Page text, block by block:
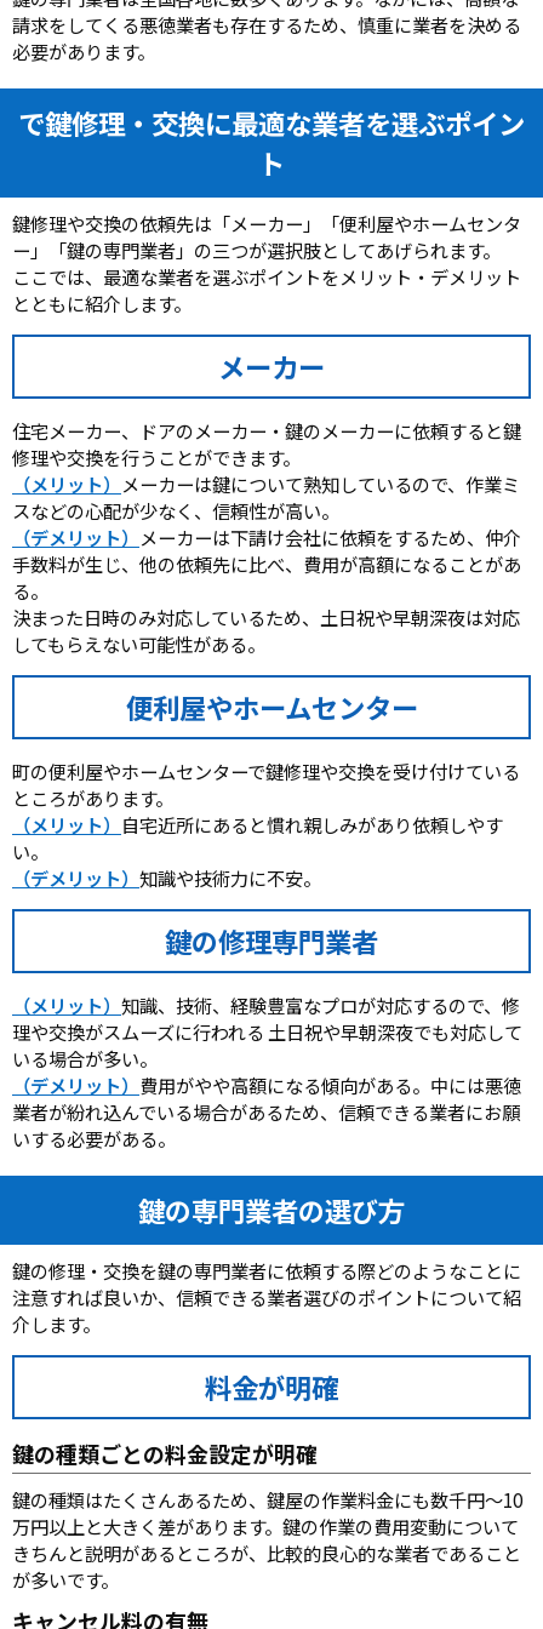
請求をしてくる悪徳業者も存在するため、慎重に業者を決める
必要があります。
で鍵修理・交換に最適な業者を選ぶポイン
ト
鍵修理や交換の依頼先は「メーカー」「便利屋やホームセンタ
ー」「鍵の専門業者」の三つが選択肢としてあげられます。
ここでは、最適な業者を選ぶポイントをメリット・デメリット
とともに紹介します。
メーカー
住宅メーカー、ドアのメーカー・鍵のメーカーに依頼すると鍵
修理や交換を行うことができます。
（メリット） メーカーは鍵について熟知しているので、作業ミ
スなどの心配が少なく、信頼性が高い。
（デメリット） メーカーは下請け会社に依頼をするため、仲介
手数料が生じ、他の依頼先に比べ、費用が高額になることがあ
る。
決まった日時のみ対応しているため、土日祝や早朝深夜は対応
してもらえない可能性がある。
便利屋やホームセンター
町の便利屋やホームセンターで鍵修理や交換を受け付けている
ところがあります。
（メリット） 自宅近所にあると慣れ親しみがあり依頼しやす
い。
（デメリット） 知識や技術力に不安。
鍵の修理専門業者
（メリット） 知識、技術、経験豊富なプロが対応するので、修
理や交換がスムーズに行われる 土日祝や早朝深夜でも対応して
いる場合が多い。
（デメリット） 費用がやや高額になる傾向がある。中には悪徳
業者が紛れ込んでいる場合があるため、信頼できる業者にお願
いする必要がある。
鍵の専門業者の選び方
鍵の修理・交換を鍵の専門業者に依頼する際どのようなことに
注意すれば良いか、信頼できる業者選びのポイントについて紹
介します。
料金が明確
鍵の種類ごとの料金設定が明確
鍵の種類はたくさんあるため、鍵屋の作業料金にも数千円～10
万円以上と大きく差があります。鍵の作業の費用変動について
きちんと説明があるところが、比較的良心的な業者であること
が多いです。
キャンセル料の有無